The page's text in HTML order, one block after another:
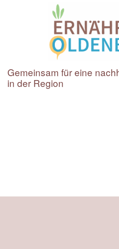
Gemeinsam für eine
in der Region